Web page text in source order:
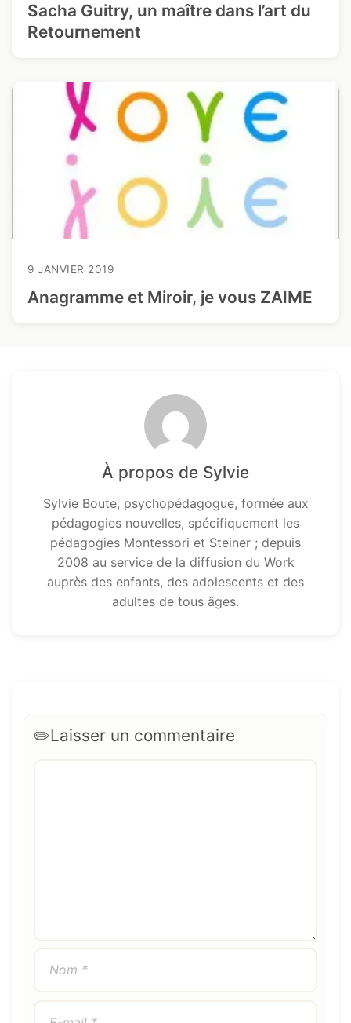
Sacha Guitry, un maître dans l’art du
Retournement
9 JANVIER 2019
Anagramme et Miroir, je vous ZAIME
À propos de Sylvie
Sylvie Boute, psychopédagogue, formée aux
pédagogies nouvelles, spécifiquement les
pédagogies Montessori et Steiner ; depuis
2008 au service de la diffusion du Work
auprès des enfants, des adolescents et des
adultes de tous âges.
Laisser un commentaire